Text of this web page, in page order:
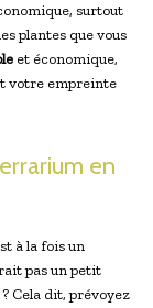
surtout
plantes que vous
et économique,
votre empreinte
en
à la fois un
pas un petit
Cela dit, prévoyez